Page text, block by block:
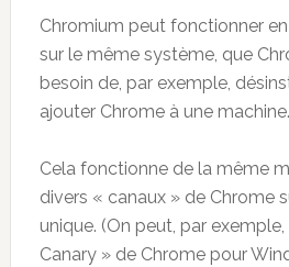
Chromium peut fonctionner
sur le même système, que
besoin de, par exemple,
ajouter Chrome à une machine.
Cela fonctionne de la même
divers « canaux » de Chrome
unique. (On peut, par
Canary » de Chrome pour